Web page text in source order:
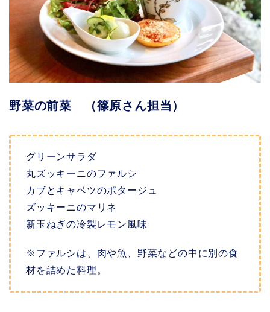
野菜の前菜 （篠原さん担当）
グリーンサラダ
丸ズッキーニのファルシ
カブとキャベツのポタージュ
ズッキーニのマリネ
新玉ねぎの冷製レモン風味
※ファルシは、肉や魚、野菜などの中に別の食
材を詰めた料理。